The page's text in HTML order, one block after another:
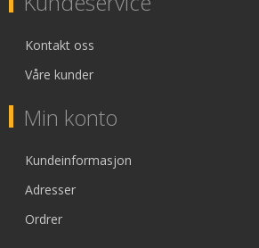
Kontakt oss
Våre kunder
Min konto
Kundeinformasjon
Adresser
Ordrer